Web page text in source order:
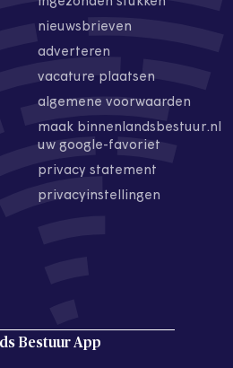
nieuwsbrieven
adverteren
vacature plaatsen
algemene voorwaarden
maak binnenlandsbestuur.nl
uw google-favoriet
privacy statement
privacyinstellingen
Bestuur App